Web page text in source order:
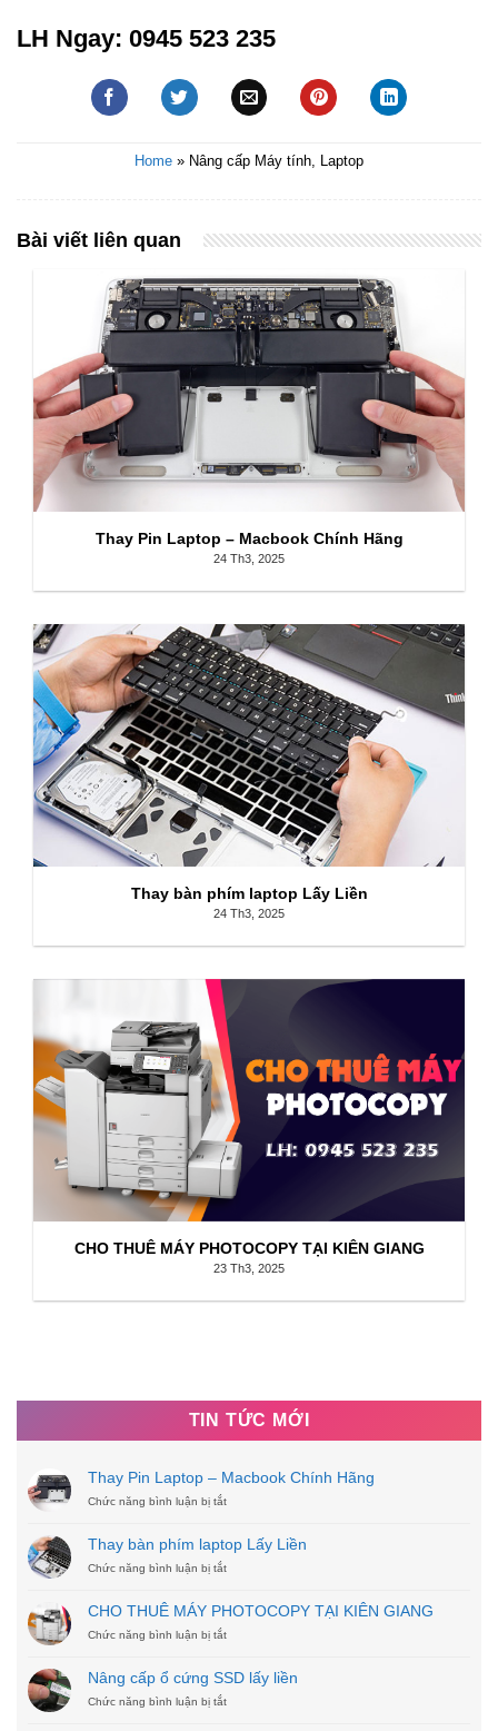
LH Ngay: 0945 523 235
Home » Nâng cấp Máy tính, Laptop
Bài viết liên quan
Thay Pin Laptop – Macbook Chính Hãng
24 Th3, 2025
Thay bàn phím laptop Lấy Liền
24 Th3, 2025
CHO THUÊ MÁY PHOTOCOPY TẠI KIÊN GIANG
23 Th3, 2025
TIN TỨC MỚI
Thay Pin Laptop – Macbook Chính Hãng
Chức năng bình luận bị tắt
Laptop
Hãng
Thay bàn phím laptop Lấy Liền
Chức năng bình luận bị tắt
phím
CHO THUÊ MÁY PHOTOCOPY TẠI KIÊN GIANG
Chức năng bình luận bị tắt
MÁY
Nâng cấp ổ cứng SSD lấy liền
Chức năng bình luận bị tắt